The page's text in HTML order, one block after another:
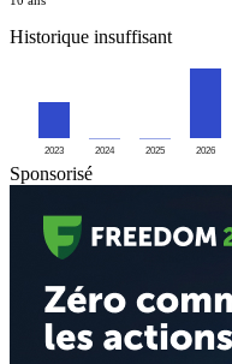
Historique insuffisant
2023 2024 2025 2026
Sponsorisé